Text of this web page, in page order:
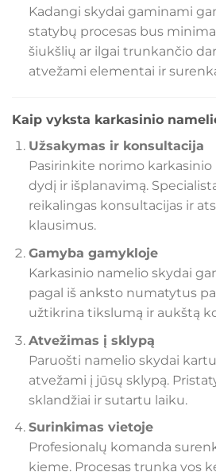
Kadangi skydai gaminami
statybų procesas bus
šiukšlių ar ilgai trunkančio
atvežami elementai ir
Kaip vyksta karkasinio
Užsakymas ir konsultacija
Pasirinkite norimo
dydį ir išplanavimą.
reikalingas konsultacijas ir
klausimus.
Gamyba gamykloje
Karkasinio namelio skydai
pagal iš anksto numatytus
užtikrina tikslumą ir aukštą
Atvežimas į sklypą
Paruošti namelio skydai
atvežami į jūsų sklypą.
sklandžiai ir sutartu laiku.
Surinkimas vietoje
Profesionalų komanda
kieme. Procesas trunka vos